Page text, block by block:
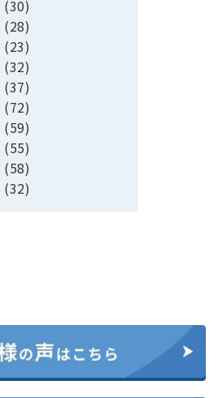
(30)
(28)
(23)
(32)
(37)
(72)
(59)
(55)
(58)
(32)